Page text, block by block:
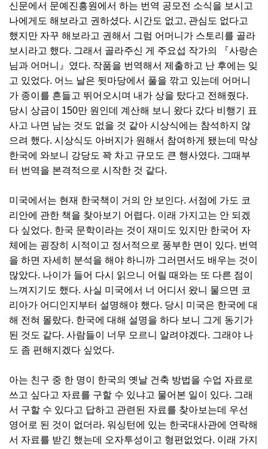
신문에서 문예진흥원에서 하는 번역 공모전 소식을 보시고
나에게도 해보라고 권하셨다. 시간도 없고, 관심도 없다고
했지만 자꾸 해보라고 권해서 그럼 어머니가 스토리를 골라
보시라고 했다. 그래서 골라주신 게 주요섭 작가의 『사랑손
님과 어머니』였다. 작품을 번역해서 제출하고 난 후에는 잊
고 있었다. 어느 날은 뒷마당에서 풀을 깎고 있는데 어머니
가 종이를 흔들고 뛰어오시며 내가 상을 탔다고 전해줬다.
당시 상금이 150만 원인데 계산해 보니 왔다 갔다 비행기 표
사고 나면 남는 것도 없을 것 같아 시상식에는 참석하지 않
으려 했다. 시상식도 아버지가 원해서 참여하게 됐는데 막상
한국에 와보니 강당도 꽉 차고 규모도 큰 행사였다. 그때부
터 번역을 본격적으로 시작한 것 같다.
미국에서는 현재 한국책이 거의 안 보인다. 서점에 가도 코
리안에 관한 책을 찾아보기 어렵다. 이래 가지고는 안 되겠
다 싶었다. 한국 문학이라는 것이 재미도 있지만 한국어 자
체에는 굉장히 시적이고 정서적으로 풍부한 면이 있다. 번역
을 하면 자세히 분석을 해야 하니까 그러면서도 배우는 것이
많았다. 나이가 들어 다시 읽으니 어릴 때와는 또 다른 점이
느껴지기도 했다. 사실 미국에서 너 어디서 왔니 물으면 코
리아가 어디인지부터 설명해야 했다. 당시 미국은 한국에 대
해 전혀 몰랐다. 한국에 대해 설명을 하다 보니 그게 동기가
된 것도 같다. 사람들이 너무 모르니 알려야겠다. 그래야 나
도 좀 편해지겠다 싶었다.
아는 친구 중 한 명이 한국의 옛날 건축 방법을 수업 자료로
쓰고 싶다고 자료를 구할 수 있냐고 물어본 일이 있다. 그래
서 구할 수 있다고 답하고 관련된 자료를 찾아보는데 우선
영어로 된 것이 없더라. 워싱턴에 있는 한국대사관에 연락해
서 자료를 받긴 했는데 오자투성이고 형편없었다. 이래 가지